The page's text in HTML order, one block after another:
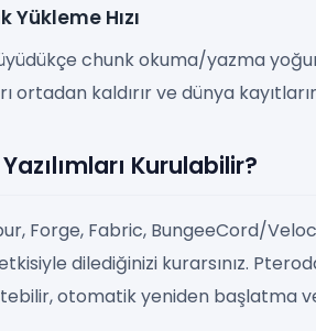
Yükleme Hızı
chunk okuma/yazma
ortadan kaldırır ve dünya
Kurulabilir?
Forge, Fabric, BungeeCord/
dilediğinizi kurarsınız.
otomatik yeniden başlatma